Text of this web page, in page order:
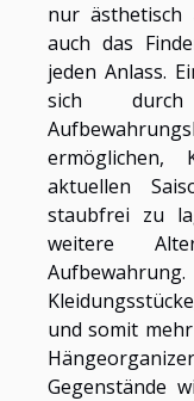
nur ästhetisch
auch das
jeden Anlass.
sich
ermöglichen,
aktuellen
staubfrei zu
weitere
und somit
Gegenstände